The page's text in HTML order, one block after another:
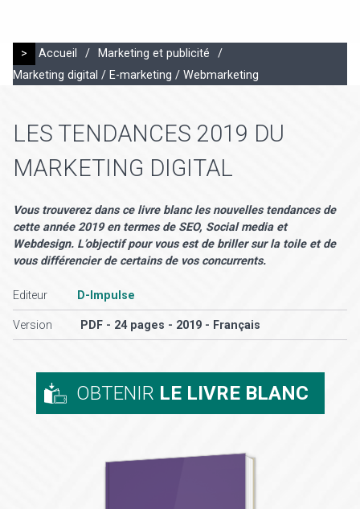
> Accueil / Marketing et publicité
/
Marketing digital / E-marketing / Webmarketing
LES TENDANCES 2019 DU
MARKETING DIGITAL
Vous trouverez dans ce livre blanc les nouvelles tendances de
cette année 2019 en termes de SEO, Social media et
Webdesign. L’objectif pour vous est de briller sur la toile et de
vous différencier de certains de vos concurrents.
Editeur D-Impulse
Version PDF - 24 pages - 2019 - Français
OBTENIR LE LIVRE BLANC